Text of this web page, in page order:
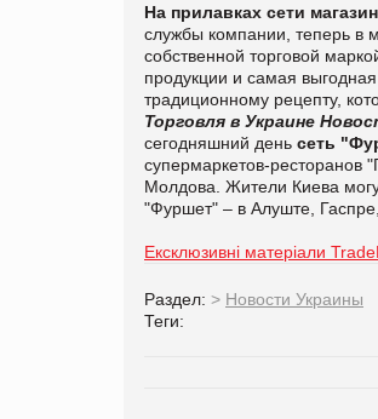
На прилавках сети
службы компании, теперь в
собственной торговой
продукции и самая
традиционному рецепту,
Торговля в Украине
сегодняшний день сеть
супермаркетов-ресторанов
Молдова. Жители Киева
"Фуршет" – в Алуште,
Ексклюзивні матеріали
Раздел: > Новости Украины
Теги: